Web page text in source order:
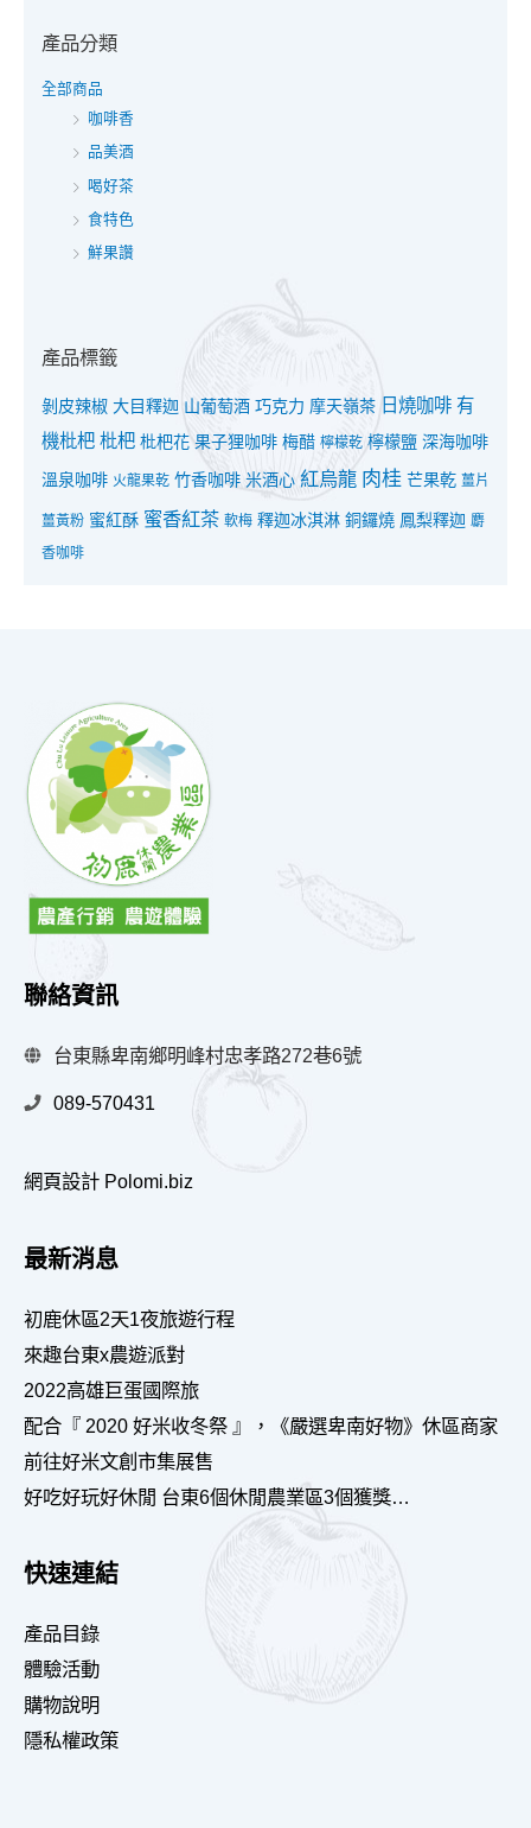
產品分類
全部商品
咖啡香
品美酒
喝好茶
食特色
鮮果讚
產品標籤
剝皮辣椒 大目釋迦 山葡萄酒 巧克力 摩天嶺茶 日燒咖啡 有
機枇杷 枇杷 枇杷花 果子狸咖啡 梅醋 檸檬乾 檸檬鹽 深海咖啡
溫泉咖啡 火龍果乾 竹香咖啡 米酒心 紅烏龍 肉桂 芒果乾 薑片
薑黃粉 蜜紅酥 蜜香紅茶 軟梅 釋迦冰淇淋 銅鑼燒 鳳梨釋迦 麝
香咖啡
聯絡資訊
台東縣卑南鄉明峰村忠孝路272巷6號
089-570431
網頁設計 Polomi.biz
最新消息
初鹿休區2天1夜旅遊行程
來趣台東x農遊派對
2022高雄巨蛋國際旅
配合『 2020 好米收冬祭 』，《嚴選卑南好物》休區商家
前往好米文創市集展售
好吃好玩好休閒 台東6個休閒農業區3個獲獎…
快速連結
產品目錄
體驗活動
購物說明
隱私權政策